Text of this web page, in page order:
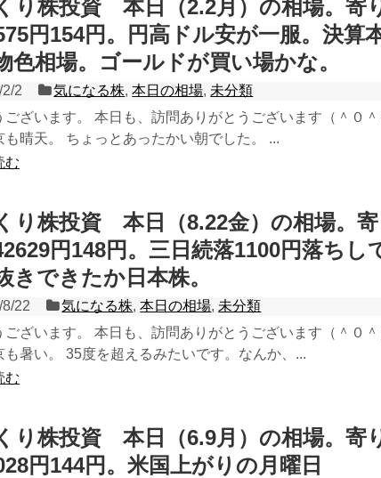
り株投資 本日（2.2月）の相場。寄
円154円。円高ドル安が一服。決算
色相場。ゴールドが買い場かな。
2 気になる株,本日の相場, 未分類
ございます。 本日も、訪問ありがとうございます（＾０
も晴天。 ちょっとあったかい朝でした。 ...
む
り株投資 本日（8.22金）の相場。寄
円148円。三日続落1100円落ちし
きできたか日本株。
22 気になる株,本日の相場, 未分類
ございます。 本日も、訪問ありがとうございます（＾０
も暑い。 35度を超えるみたいです。なんか、...
む
り株投資 本日（6.9月）の相場。寄
円144円。米国上がりの月曜日